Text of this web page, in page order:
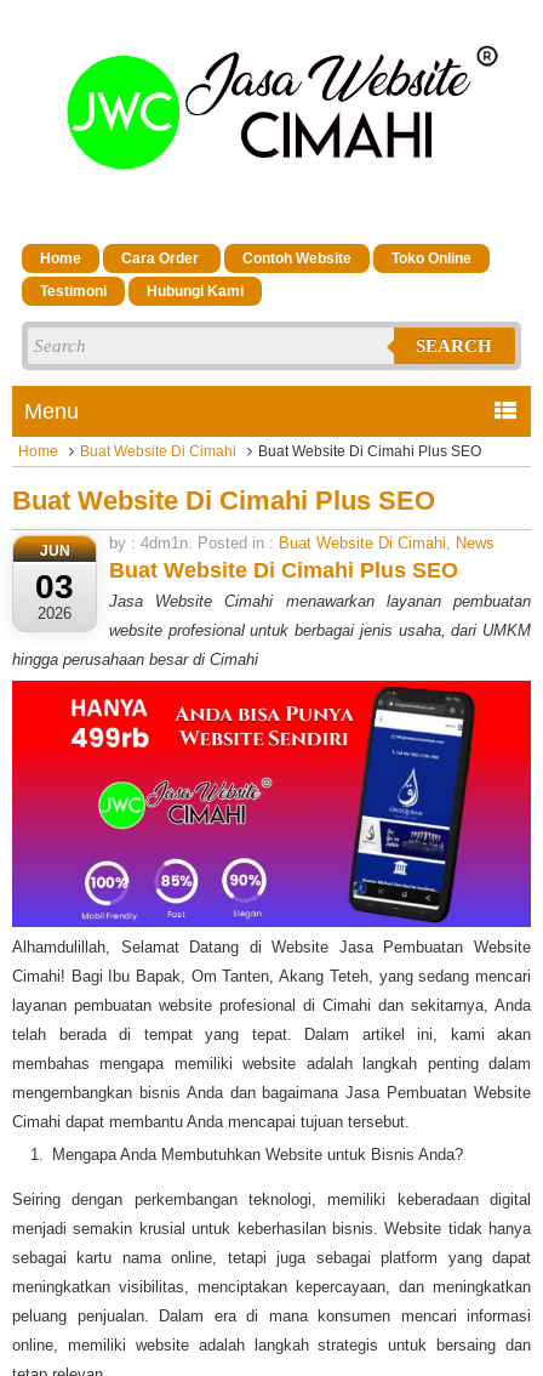
Home Cara Order Contoh Website
Toko Online
Testimoni
Hubungi Kami
SEARCH
Menu
Home Buat Website Di Cimahi Buat Website Di Cimahi Plus SEO
Buat Website Di Cimahi Plus SEO
JUN
03
2026
by : 4dm1n. Posted in : Buat Website Di Cimahi, News
Buat Website Di Cimahi Plus SEO
Jasa Website Cimahi menawarkan layanan pembuatan
website profesional untuk berbagai jenis usaha, dari UMKM
hingga perusahaan besar di Cimahi
Alhamdulillah, Selamat Datang di Website Jasa Pembuatan Website
Cimahi! Bagi Ibu Bapak, Om Tanten, Akang Teteh, yang sedang mencari
layanan pembuatan website profesional di Cimahi dan sekitarnya, Anda
telah berada di tempat yang tepat. Dalam artikel ini, kami akan
membahas mengapa memiliki website adalah langkah penting dalam
mengembangkan bisnis Anda dan bagaimana Jasa Pembuatan Website
Cimahi dapat membantu Anda mencapai tujuan tersebut.
Mengapa Anda Membutuhkan Website untuk Bisnis Anda?
Seiring dengan perkembangan teknologi, memiliki keberadaan digital
menjadi semakin krusial untuk keberhasilan bisnis. Website tidak hanya
sebagai kartu nama online, tetapi juga sebagai platform yang dapat
meningkatkan visibilitas, menciptakan kepercayaan, dan meningkatkan
peluang penjualan. Dalam era di mana konsumen mencari informasi
online, memiliki website adalah langkah strategis untuk bersaing dan